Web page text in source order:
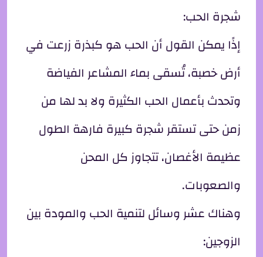
شجرة الحب:
إذًا يمكن القول أن الحب هو كبذرة زرعت في
أرض خصبة، تُسقى بماء المشاعر الفياضة
وتحدث بأعمال الحب الكثيرة ولا بد لها من
زمن حتى تستقر شجرة كبيرة فارهة الطول
عظيمة الأغصان، تتجاوز كل المحن
والصعوبات.
وهناك عشر وسائل لتنمية الحب والمودة بين
الزوجين: